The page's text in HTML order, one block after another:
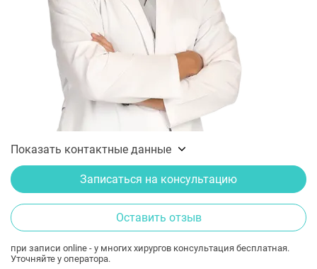
Показать контактные данные
Записаться на консультацию
Оставить отзыв
при записи online - у многих хирургов консультация бесплатная.
Уточняйте у оператора.